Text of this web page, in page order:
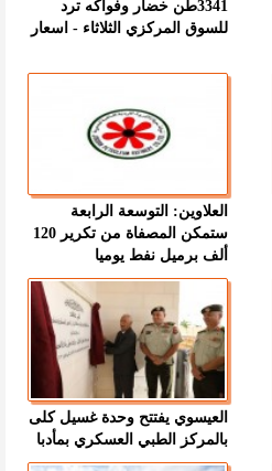
3341طن خضار وفواكه ترد
للسوق المركزي الثلاثاء - اسعار
العلاوين: التوسعة الرابعة
ستمكن المصفاة من تكرير 120
ألف برميل نفط يوميا
العيسوي يفتتح وحدة غسيل كلى
بالمركز الطبي العسكري بمأدبا